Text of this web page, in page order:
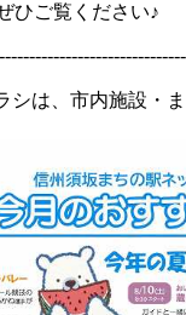
ひご覧ください♪
シは、市内施設・